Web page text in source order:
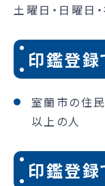
土曜日・日曜日
印鑑登録
室蘭市の住
以上の人
印鑑登録